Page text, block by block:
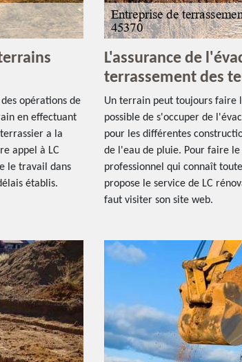
opérations de
en effectuant
a la
appel à LC
le travail dans
établis.
L'assurance de
terrassement des
Un terrain peut toujours faire
possible de s'occuper de
pour les différentes
de l'eau de pluie. Pour faire
professionnel qui connaît
propose le service de LC
faut visiter son site web.